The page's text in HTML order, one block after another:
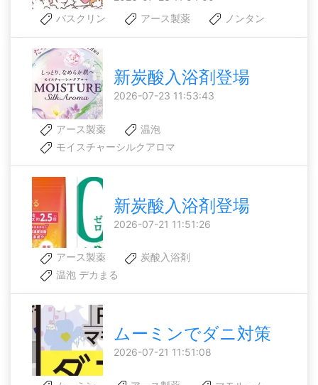
バスクリン
アース製薬 ノンタン
新炭酸入浴剤登場
2026-07-23 11:53:43
アース製薬
温泡
モイスチャーシルクアロマ
新炭酸入浴剤登場
2026-07-21 11:51:26
アース製薬
炭酸入浴剤
温泡 デカまる
ムーミンでダニ対策
2026-07-21 11:51:08